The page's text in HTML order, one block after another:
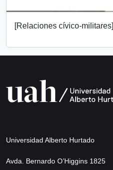
[Relaciones cívico-militares]
Universidad Alberto Hurtado
Avda. Bernardo O’Higgins 1825